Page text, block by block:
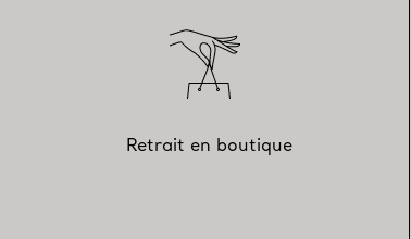
Retrait en boutique